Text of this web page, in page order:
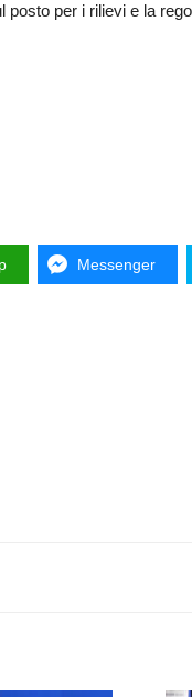
posto per i rilievi e la
Messenger